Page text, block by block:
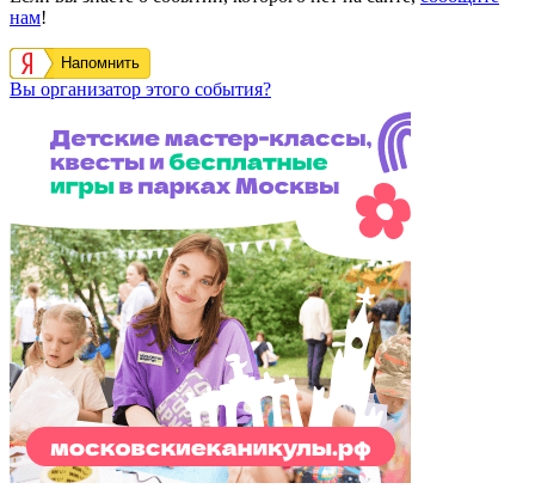
нам!
Напомнить
Вы организатор этого события?